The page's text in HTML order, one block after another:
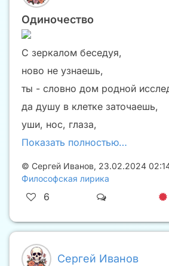
Одиночество
С зеркалом беседуя,
ново не узнаешь,
ты - словно дом родной
да душу в клетке заточаешь,
уши, нос, глаза,
Показать полностью…
© Сергей Иванов, 23.02.2024
Философская лирика
6
Сергей Иванов